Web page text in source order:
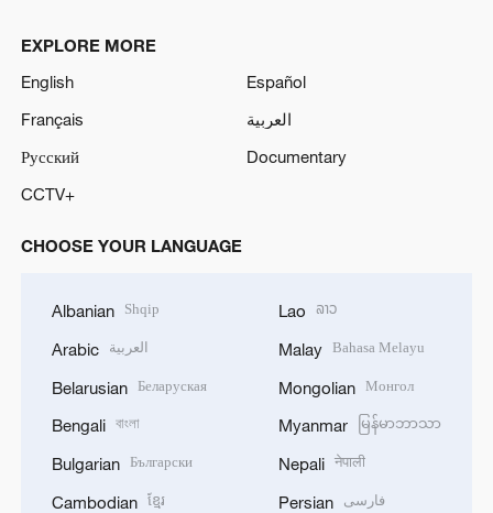
EXPLORE MORE
English
Español
Français
العربية
Русский
Documentary
CCTV+
CHOOSE YOUR LANGUAGE
Albanian Shqip
Arabic العربية
Belarusian Беларуская
Bengali বাংলা
Bulgarian Български
Cambodian ខ្មែរ
Lao ລາວ
Malay Bahasa Melayu
Mongolian Монгол
Myanmar မြန်မာဘာသာ
Nepali नेपाली
Persian فارسی